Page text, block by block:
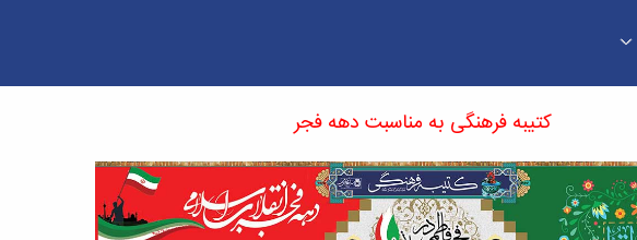
کتیبه فرهنگی به مناسبت دهه فجر